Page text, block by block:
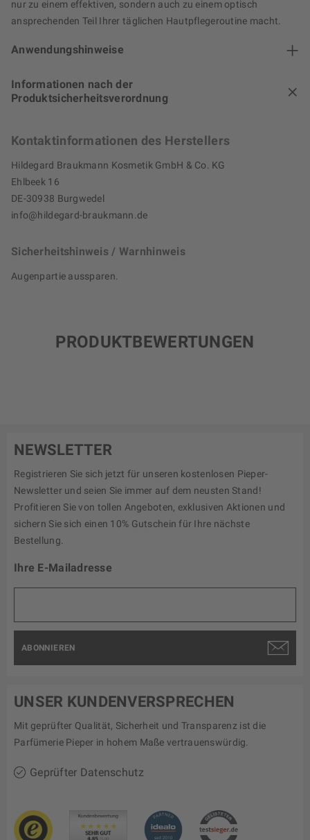
nur zu einem effektiven, sondern auch zu einem optisch
ansprechenden Teil Ihrer täglichen Hautpflegeroutine macht.
Anwendungshinweise
Informationen nach der
Produktsicherheitsverordnung
Kontaktinformationen des Herstellers
Hildegard Braukmann Kosmetik GmbH & Co. KG
Ehlbeek 16
DE-30938 Burgwedel
info@hildegard-braukmann.de
Sicherheitshinweis / Warnhinweis
Augenpartie aussparen.
PRODUKTBEWERTUNGEN
NEWSLETTER
Registrieren Sie sich jetzt für unseren kostenlosen Pieper-
Newsletter und seien Sie immer auf dem neusten Stand!
Profitieren Sie von tollen Angeboten, exklusiven Aktionen und
sichern Sie sich einen 10% Gutschein für Ihre nächste
Bestellung.
Ihre E-Mailadresse
ABONNIEREN
UNSER KUNDENVERSPRECHEN
Mit geprüfter Qualität, Sicherheit und Transparenz ist die
Parfümerie Pieper in hohem Maße vertrauenswürdig.
Geprüfter Datenschutz